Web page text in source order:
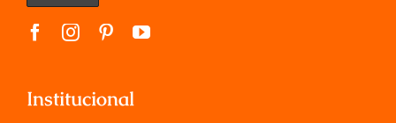
Institucional